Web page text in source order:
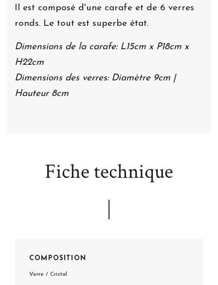
Il est composé d'une carafe et de 6 verres
ronds. Le tout est superbe état.
Dimensions de la carafe: L15cm x P18cm x
H22cm
Dimensions des verres: Diamètre 9cm |
Hauteur 8cm
Fiche technique
COMPOSITION
Verre / Cristal